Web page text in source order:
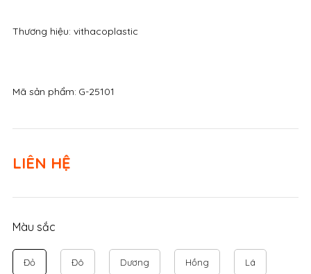
Thương hiệu: vithacoplastic
LIÊN HỆ
Mã sản phẩm: G-25101
Màu sắc
Đỏ Đô Dương Hồng Lá